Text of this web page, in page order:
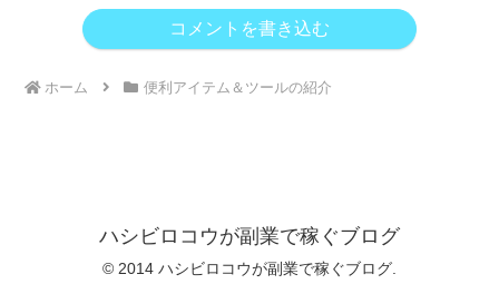
コメントを書き込む
ホーム 便利アイテム＆ツールの紹介
ハシビロコウが副業で稼ぐブログ
© 2014 ハシビロコウが副業で稼ぐブログ.